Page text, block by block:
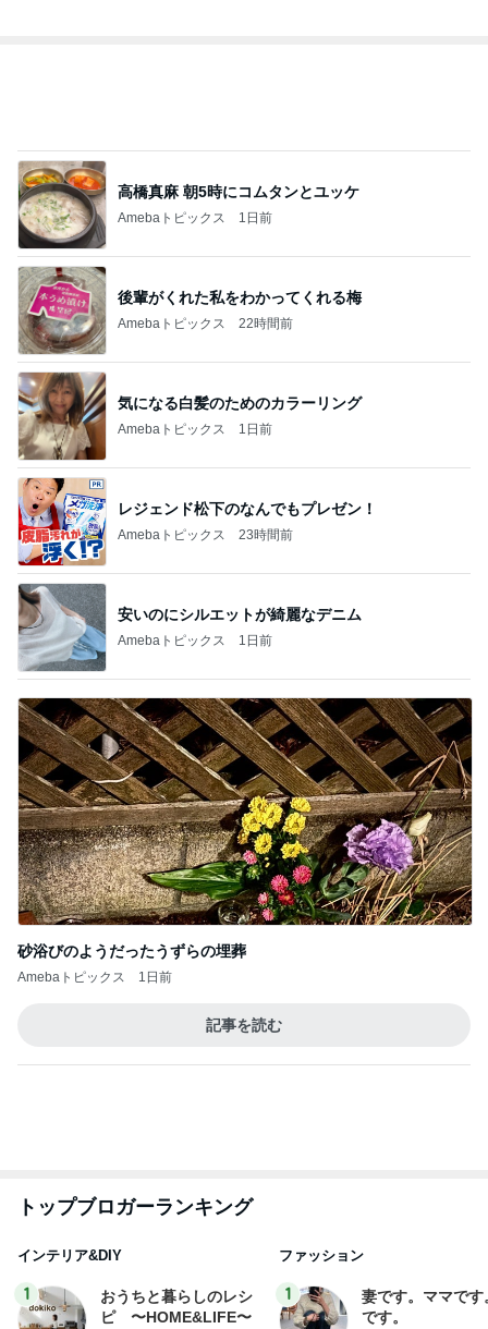
高橋真麻 朝5時にコムタンとユッケ
Amebaトピックス 1日前
後輩がくれた私をわかってくれる梅
Amebaトピックス 22時間前
気になる白髪のためのカラーリング
Amebaトピックス 1日前
レジェンド松下のなんでもプレゼン！
Amebaトピックス 23時間前
安いのにシルエットが綺麗なデニム
Amebaトピックス 1日前
砂浴びのようだったうずらの埋葬
Amebaトピックス 1日前
記事を読む
トップブロガーランキング
インテリア&DIY
1
おうちと暮らしのレシ
ピ 〜HOME&LIFE〜
ファッション
1
妻です。ママです
です。